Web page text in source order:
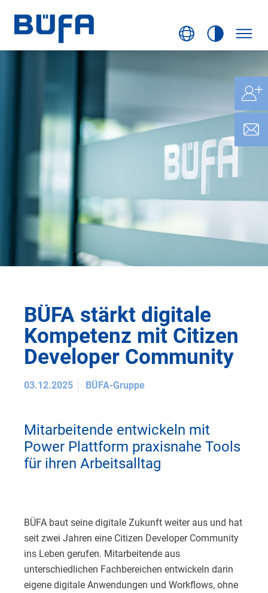
BÜFA stärkt digitale
Kompetenz mit Citizen
Developer Community
03.12.2025 BÜFA-Gruppe
Mitarbeitende entwickeln mit
Power Plattform praxisnahe Tools
für ihren Arbeitsalltag
BÜFA baut seine digitale Zukunft weiter aus und hat
seit zwei Jahren eine Citizen Developer Community
ins Leben gerufen. Mitarbeitende aus
unterschiedlichen Fachbereichen entwickeln darin
eigene digitale Anwendungen und Workflows, ohne